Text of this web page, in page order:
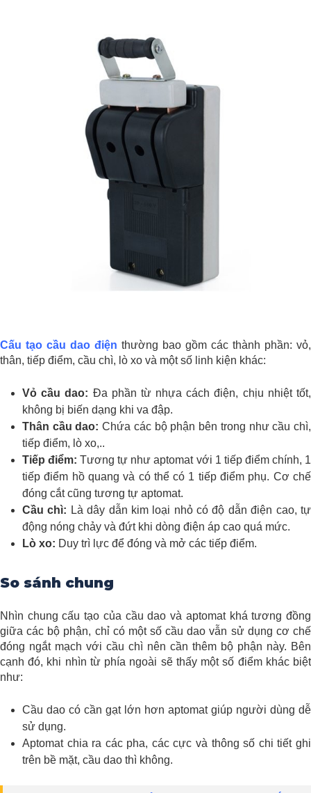
Cấu tạo cầu dao điện thường bao gồm các thành phần: vỏ,
thân, tiếp điểm, cầu chì, lò xo và một số linh kiện khác:
Vỏ cầu dao: Đa phần từ nhựa cách điện, chịu nhiệt tốt,
không bị biến dạng khi va đập.
Thân cầu dao: Chứa các bộ phận bên trong như cầu chì,
tiếp điểm, lò xo,..
Tiếp điểm: Tương tự như aptomat với 1 tiếp điểm chính, 1
tiếp điểm hồ quang và có thể có 1 tiếp điểm phụ. Cơ chế
đóng cắt cũng tương tự aptomat.
Cầu chì: Là dây dẫn kim loại nhỏ có độ dẫn điện cao, tự
động nóng chảy và đứt khi dòng điện áp cao quá mức.
Lò xo: Duy trì lực để đóng và mở các tiếp điểm.
So sánh chung
Nhìn chung cấu tạo của cầu dao và aptomat khá tương đồng
giữa các bộ phận, chỉ có một số cầu dao vẫn sử dụng cơ chế
đóng ngắt mạch với cầu chì nên cần thêm bộ phận này. Bên
cạnh đó, khi nhìn từ phía ngoài sẽ thấy một số điểm khác biệt
như:
Cầu dao có cần gạt lớn hơn aptomat giúp người dùng dễ
sử dụng.
Aptomat chia ra các pha, các cực và thông số chi tiết ghi
trên bề mặt, cầu dao thì không.